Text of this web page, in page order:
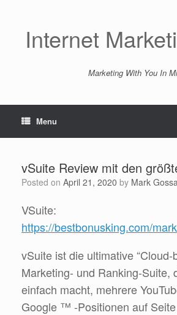
Internet
Marketing With You In
Menu
vSuite Review mit den
Posted on April 21, 2020 by Mark
VSuite:
https://bestbonusking.com/
vSuite ist die ultimative “Cloud-
Marketing- und Ranking-Suite,
einfach macht, mehrere
Google ™ -Positionen auf